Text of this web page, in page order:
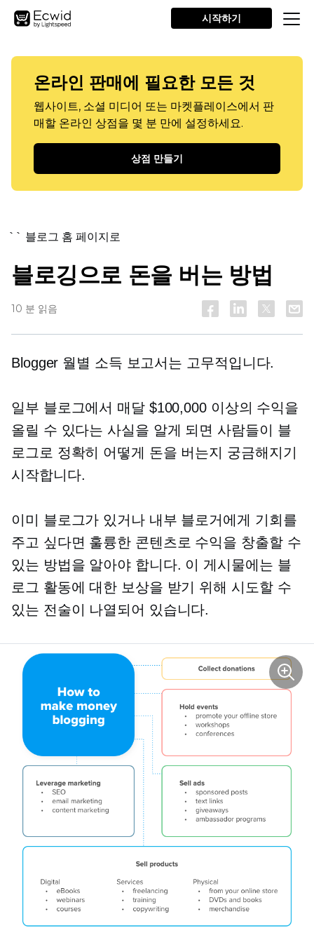
시작하기
온라인 판매에 필요한 모든 것
웹사이트, 소셜 미디어 또는 마켓플레이스에서 판
매할 온라인 상점을 몇 분 만에 설정하세요.
상점 만들기
`` 블로그 홈 페이지로
블로깅으로 돈을 버는 방법
10 분 읽음
Blogger 월별 소득 보고서는 고무적입니다.
일부 블로그에서 매달 $100,000 이상의 수익을
올릴 수 있다는 사실을 알게 되면 사람들이 블
로그로 정확히 어떻게 돈을 버는지 궁금해지기
시작합니다.
이미 블로그가 있거나 내부 블로거에게 기회를
주고 싶다면 훌륭한 콘텐츠로 수익을 창출할 수
있는 방법을 알아야 합니다. 이 게시물에는 블
로그 활동에 대한 보상을 받기 위해 시도할 수
있는 전술이 나열되어 있습니다.